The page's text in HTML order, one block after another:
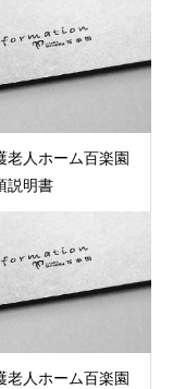
老人ホーム百楽園
説明書
老人ホーム百楽園